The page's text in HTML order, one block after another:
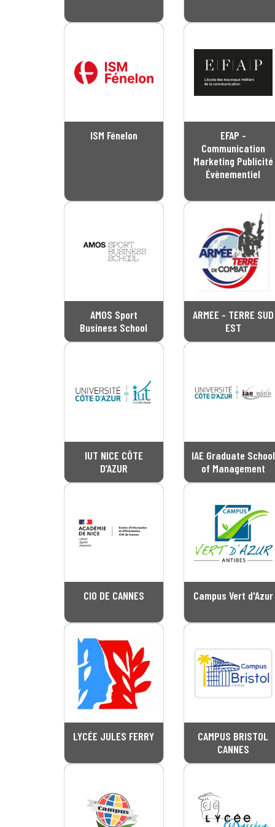
ISM Fénelon
EFAP -
Communication
Marketing Publicité
Évènementiel
AMOS Sport
Business School
ARMEE - TERRE SUD
EST
IUT NICE CÔTE
D’AZUR
IAE Graduate School
of Management
CIO DE CANNES Campus Vert d'Azur
LYCÉE JULES FERRY
CAMPUS BRISTOL
CANNES